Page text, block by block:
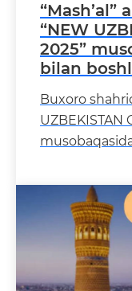
“Mash’al”
“NEW
2025”
bilan
Buxoro
UZBEKISTAN